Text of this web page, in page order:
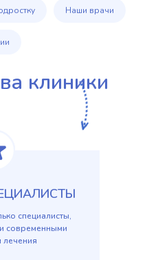
Наши врачи
клиники
специалисты,
современными
лечения